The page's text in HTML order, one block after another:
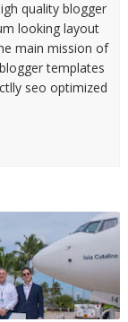
quality blogger
looking layout
main mission of
templates
seo optimized